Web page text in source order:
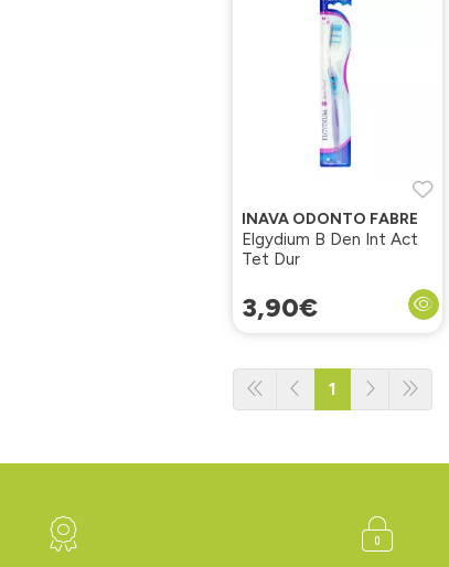
INAVA ODONTO FABRE
Elgydium B Den Int Act
Tet Dur
3,90€
1